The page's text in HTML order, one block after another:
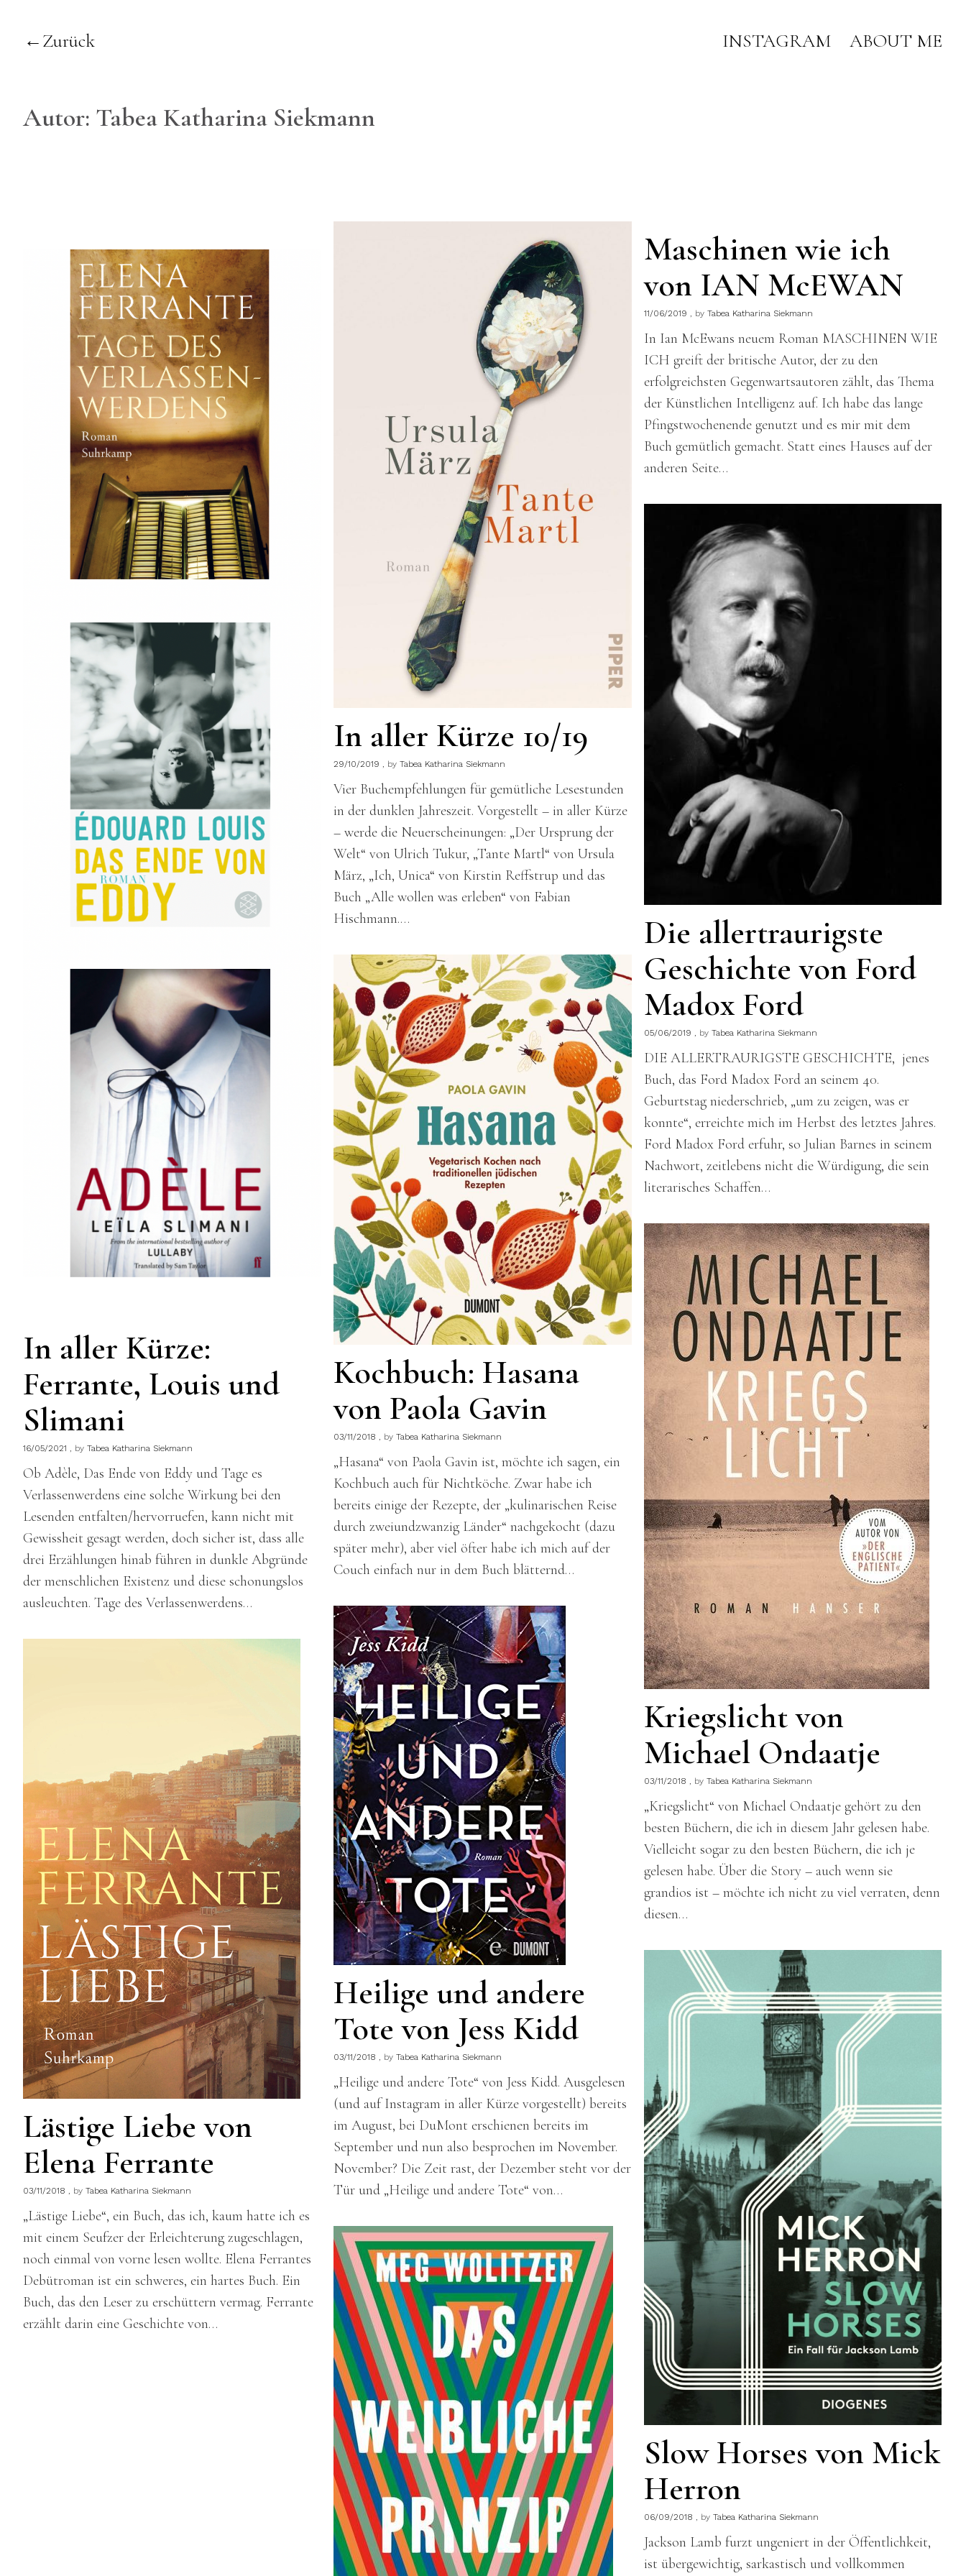
Zurück INSTAGRAM ABOUT ME
Autor: Tabea Katharina Siekmann
In aller Kürze:
Ferrante, Louis und
Slimani
16/05/2021 byTabea Katharina Siekmann
Ob Adèle, Das Ende von Eddy und Tage es
Verlassenwerdens eine solche Wirkung bei den
Lesenden entfalten/hervorruefen, kann nicht mit
Gewissheit gesagt werden, doch sicher ist, dass alle
drei Erzählungen hinab führen in dunkle Abgründe
der menschlichen Existenz und diese schonungslos
ausleuchten. Tage des Verlassenwerdens…
In aller Kürze 10/19
29/10/2019 byTabea Katharina Siekmann
Vier Buchempfehlungen für gemütliche Lesestunden
in der dunklen Jahreszeit. Vorgestellt – in aller Kürze
– werde die Neuerscheinungen: „Der Ursprung der
Welt“ von Ulrich Tukur, „Tante Martl“ von Ursula
März, „Ich, Unica“ von Kirstin Reffstrup und das
Buch „Alle wollen was erleben“ von Fabian
Hischmann.…
Maschinen wie ich
von IAN McEWAN
11/06/2019 by Tabea Katharina Siekmann
In Ian McEwans neuem Roman MASCHINEN WIE
ICH greift der britische Autor, der zu den
erfolgreichsten Gegenwartsautoren zählt, das Thema
der Künstlichen Intelligenz auf. Ich habe das lange
Pfingstwochenende genutzt und es mir mit dem
Buch gemütlich gemacht. Statt eines Hauses auf der
anderen Seite…
Die allertraurigste
Geschichte von Ford
Madox Ford
05/06/2019 by Tabea Katharina Siekmann
DIE ALLERTRAURIGSTE GESCHICHTE, jenes
Buch, das Ford Madox Ford an seinem 40.
Geburtstag niederschrieb, „um zu zeigen, was er
konnte“, erreichte mich im Herbst des letztes Jahres.
Ford Madox Ford erfuhr, so Julian Barnes in seinem
Nachwort, zeitlebens nicht die Würdigung, die sein
literarisches Schaffen…
Kochbuch: Hasana
von Paola Gavin
03/11/2018 byTabea Katharina Siekmann
„Hasana“ von Paola Gavin ist, möchte ich sagen, ein
Kochbuch auch für Nichtköche. Zwar habe ich
bereits einige der Rezepte, der „kulinarischen Reise
durch zweiundzwanzig Länder“ nachgekocht (dazu
später mehr), aber viel öfter habe ich mich auf der
Couch einfach nur in dem Buch blätternd…
Kriegslicht von
Michael Ondaatje
03/11/2018 by Tabea Katharina Siekmann
„Kriegslicht“ von Michael Ondaatje gehört zu den
besten Büchern, die ich in diesem Jahr gelesen habe.
Vielleicht sogar zu den besten Büchern, die ich je
gelesen habe. Über die Story – auch wenn sie
grandios ist – möchte ich nicht zu viel verraten, denn
diesen…
Heilige und andere
Tote von Jess Kidd
03/11/2018 byTabea Katharina Siekmann
„Heilige und andere Tote“ von Jess Kidd. Ausgelesen
(und auf Instagram in aller Kürze vorgestellt) bereits
im August, bei DuMont erschienen bereits im
September und nun also besprochen im November.
November? Die Zeit rast, der Dezember steht vor der
Tür und „Heilige und andere Tote“ von…
Lästige Liebe von
Elena Ferrante
03/11/2018 byTabea Katharina Siekmann
„Lästige Liebe“, ein Buch, das ich, kaum hatte ich es
mit einem Seufzer der Erleichterung zugeschlagen,
noch einmal von vorne lesen wollte. Elena Ferrantes
Debütroman ist ein schweres, ein hartes Buch. Ein
Buch, das den Leser zu erschüttern vermag. Ferrante
erzählt darin eine Geschichte von…
Slow Horses von Mick
Herron
06/09/2018 by Tabea Katharina Siekmann
Jackson Lamb furzt ungeniert in der Öffentlichkeit,
ist übergewichtig, sarkastisch und vollkommen